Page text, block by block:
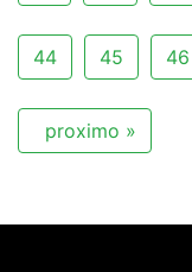
44 45 46
proximo »